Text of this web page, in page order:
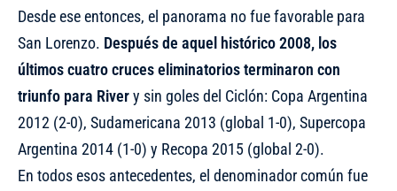
Desde ese entonces, el panorama no fue favorable para
San Lorenzo. Después de aquel histórico 2008, los
últimos cuatro cruces eliminatorios terminaron con
triunfo para Rivery sin goles del Ciclón: Copa Argentina
2012 (2-0), Sudamericana 2013 (global 1-0), Supercopa
Argentina 2014 (1-0) y Recopa 2015 (global 2-0).
En todos esos antecedentes, el denominador común fue